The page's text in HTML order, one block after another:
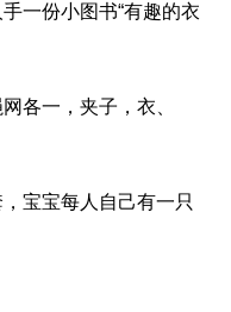
份小图书“有趣的衣
一，夹子，衣、
宝宝每人自己有一只